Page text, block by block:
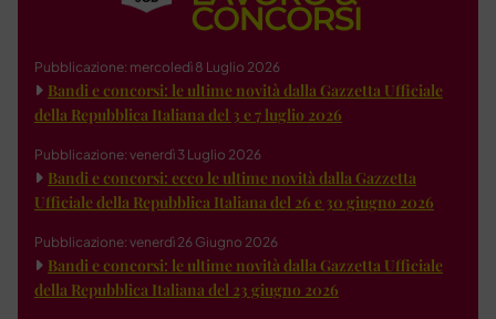
Pubblicazione: mercoledì 8 Luglio 2026
Bandi e concorsi: le ultime novità dalla Gazzetta Ufficiale
della Repubblica Italiana del 3 e 7 luglio 2026
Pubblicazione: venerdì 3 Luglio 2026
Bandi e concorsi: ecco le ultime novità dalla Gazzetta
Ufficiale della Repubblica Italiana del 26 e 30 giugno 2026
Pubblicazione: venerdì 26 Giugno 2026
Bandi e concorsi: le ultime novità dalla Gazzetta Ufficiale
della Repubblica Italiana del 23 giugno 2026